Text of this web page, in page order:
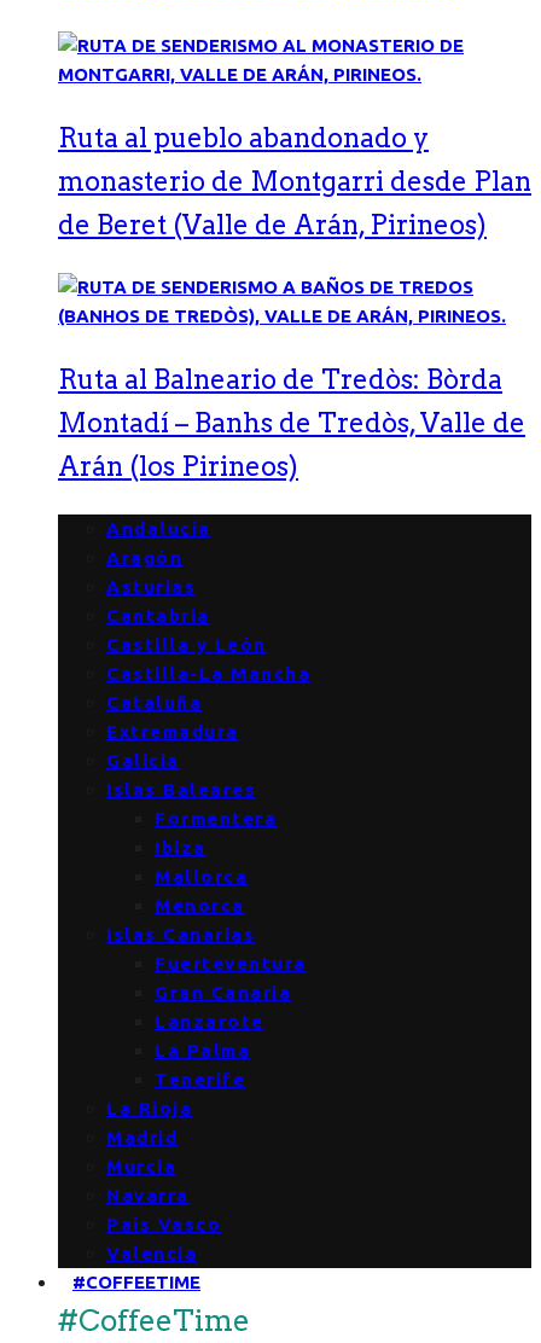
Ruta al pueblo abandonado y
monasterio de Montgarri desde Plan
de Beret (Valle de Arán, Pirineos)
Ruta al Balneario de Tredòs: Bòrda
Montadí – Banhs de Tredòs, Valle de
Arán (los Pirineos)
Andalucía
Aragón
Asturias
Cantabria
Castilla y León
Castilla-La Mancha
Cataluña
Extremadura
Galicia
Islas Baleares
Formentera
Ibiza
Mallorca
Menorca
Islas Canarias
Fuerteventura
Gran Canaria
Lanzarote
La Palma
Tenerife
La Rioja
Madrid
Murcia
Navarra
País Vasco
Valencia
#COFFEETIME
#CoffeeTime